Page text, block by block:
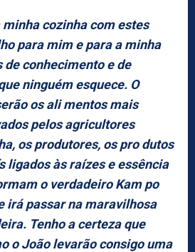
cozinha com estes
para mim e para a minha
de conhecimento e de
ninguém esquece. O
os ali mentos mais
pelos agricultores
os produtores, os pro dutos
ligados às raízes e essência
o verdadeiro Kam po
irá passar na maravilhosa
Tenho a certeza que
o João levarão consigo uma